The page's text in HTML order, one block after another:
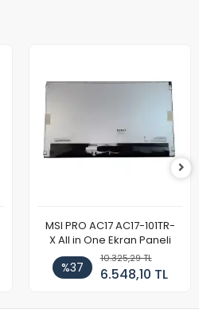
MSI PRO AC17 AC17-101TR-
X All in One Ekran Paneli
%37
10.325,29 TL
6.548,10 TL